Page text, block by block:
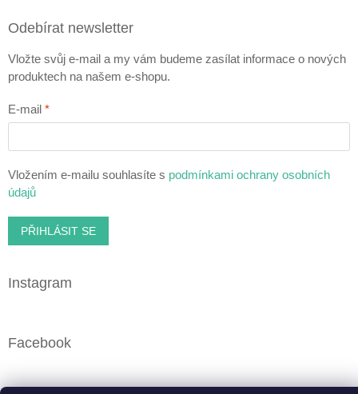
Odebírat newsletter
Vložte svůj e-mail a my vám budeme zasílat informace o nových
produktech na našem e-shopu.
E-mail
Vložením e-mailu souhlasíte s podmínkami ochrany osobních
údajů
PŘIHLÁSIT SE
Instagram
Facebook